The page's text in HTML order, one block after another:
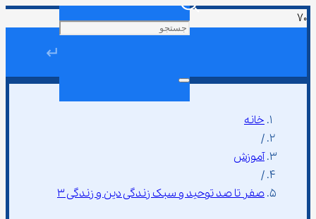
↵
خانه
/
آموزش
/
صفر تا صد توحید و سبک زندگی دین و زندگی ۳